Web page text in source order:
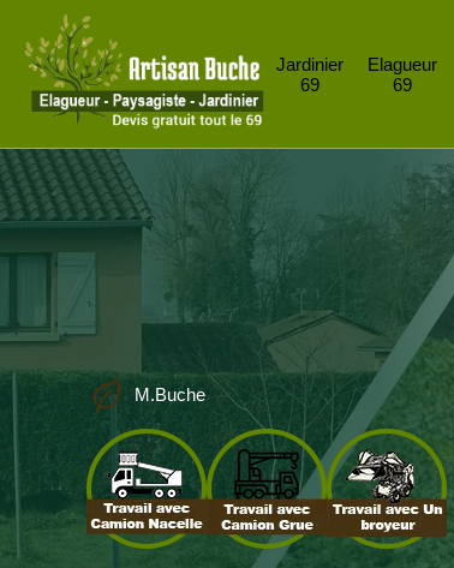
Jardinier
69
Elagueur
69
M.Buche